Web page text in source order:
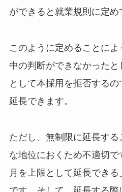
ができると就業規則に定め
このように定めることに
中の判断ができなかった
として本採用を拒否する
延長できます。
ただし、無制限に延長す
な地位におくため不適切
月を上限として延長でき